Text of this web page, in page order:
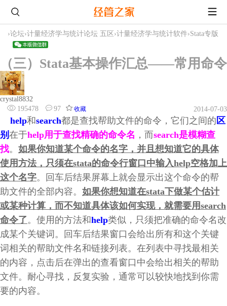
›论坛›计量经济学与统计论坛 五区 ›计量经济学与统计软件›Stata专版
（三）Stata基本操作汇总——常用命令
crystal8832
195478
97 收藏 2014-07-03
help和search都是查找帮助文件的命令，它们之间的 区
别 在于help用于查找精确的命令名 ，而search是模糊查
找。 如果你知道某个命令的名字，并且想知道它的具体
使用方法，只须在stata的命令行窗口中输入help空格加上
这个名字。回车后结果屏幕上就会显示出这个命令的帮
助文件的全部内容。 如果你想知道在stata下做某个估计
或某种计算，而不知道具体该如何实现，就需要用search
命令了 。使用的方法和help类似，只须把准确的命令名改
成某个关键词。回车后结果窗口会给出所有和这个关键
词相关的帮助文件名和链接列表。在列表中寻找最相关
的内容，点击后在弹出的查看窗口中会给出相关的帮助
文件。耐心寻找，反复实验，通常可以较快地找到你需
要的内容。